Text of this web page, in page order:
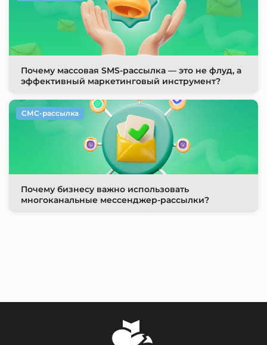
Почему массовая SMS-рассылка — это не флуд, а
эффективный маркетинговый инструмент?
Почему бизнесу важно использовать
многоканальные мессенджер-рассылки?
СМС-рассылка